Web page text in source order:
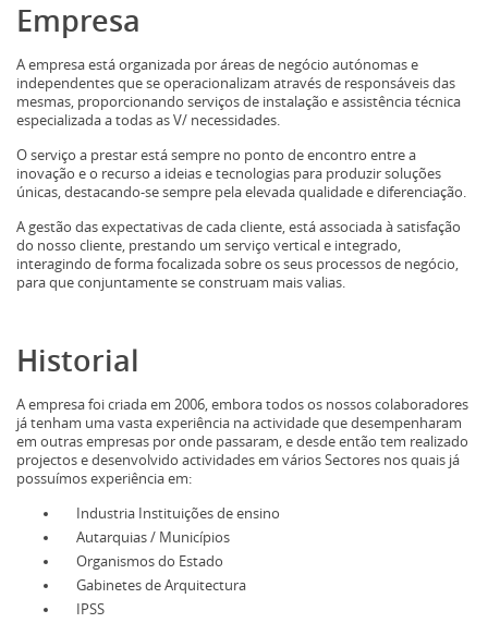
Empresa
A empresa está organizada por áreas de negócio autónomas e
independentes que se operacionalizam através de responsáveis das
mesmas, proporcionando serviços de instalação e assistência técnica
especializada a todas as V/ necessidades.
O serviço a prestar está sempre no ponto de encontro entre a
inovação e o recurso a ideias e tecnologias para produzir soluções
únicas, destacando-se sempre pela elevada qualidade e diferenciação.
A gestão das expectativas de cada cliente, está associada à satisfação
do nosso cliente, prestando um serviço vertical e integrado,
interagindo de forma focalizada sobre os seus processos de negócio,
para que conjuntamente se construam mais valias.
Historial
A empresa foi criada em 2006, embora todos os nossos colaboradores
já tenham uma vasta experiência na actividade que desempenharam
em outras empresas por onde passaram, e desde então tem realizado
projectos e desenvolvido actividades em vários Sectores nos quais já
possuímos experiência em:
Industria Instituições de ensino
Autarquias / Municípios
Organismos do Estado
Gabinetes de Arquitectura
IPSS